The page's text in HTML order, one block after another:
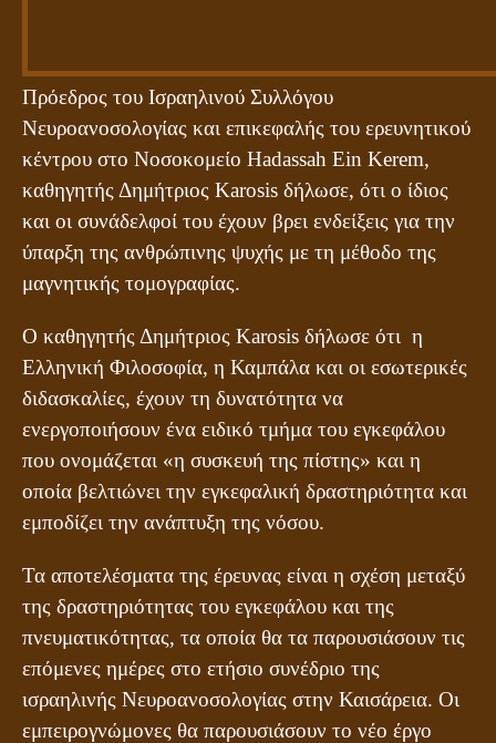
Πρόεδρος του Ισραηλινού Συλλόγου
Νευροανοσολογίας και επικεφαλής του ερευνητικού
κέντρου στο Νοσοκομείο Hadassah Ein Kerem,
καθηγητής Δημήτριος Karosis δήλωσε, ότι ο ίδιος
και οι συνάδελφοί του έχουν βρει ενδείξεις για την
ύπαρξη της ανθρώπινης ψυχής με τη μέθοδο της
μαγνητικής τομογραφίας.
Ο καθηγητής Δημήτριος Karosis δήλωσε ότι η
Ελληνική Φιλοσοφία, η Καμπάλα και οι εσωτερικές
διδασκαλίες, έχουν τη δυνατότητα να
ενεργοποιήσουν ένα ειδικό τμήμα του εγκεφάλου
που ονομάζεται «η συσκευή της πίστης» και η
οποία βελτιώνει την εγκεφαλική δραστηριότητα και
εμποδίζει την ανάπτυξη της νόσου.
Τα αποτελέσματα της έρευνας είναι η σχέση μεταξύ
της δραστηριότητας του εγκεφάλου και της
πνευματικότητας, τα οποία θα τα παρουσιάσουν τις
επόμενες ημέρες στο ετήσιο συνέδριο της
ισραηλινής Νευροανοσολογίας στην Καισάρεια. Οι
εμπειρογνώμονες θα παρουσιάσουν το νέο έργο